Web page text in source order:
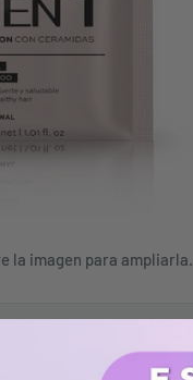
la imagen para ampliarla.